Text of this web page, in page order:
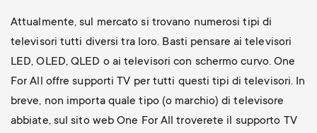
Attualmente, sul mercato si trovano numerosi tipi di
televisori tutti diversi tra loro. Basti pensare ai televisori
LED, OLED, QLED o ai televisori con schermo curvo. One
For All offre supporti TV per tutti questi tipi di televisori. In
breve, non importa quale tipo (o marchio) di televisore
abbiate, sul sito web One For All troverete il supporto TV